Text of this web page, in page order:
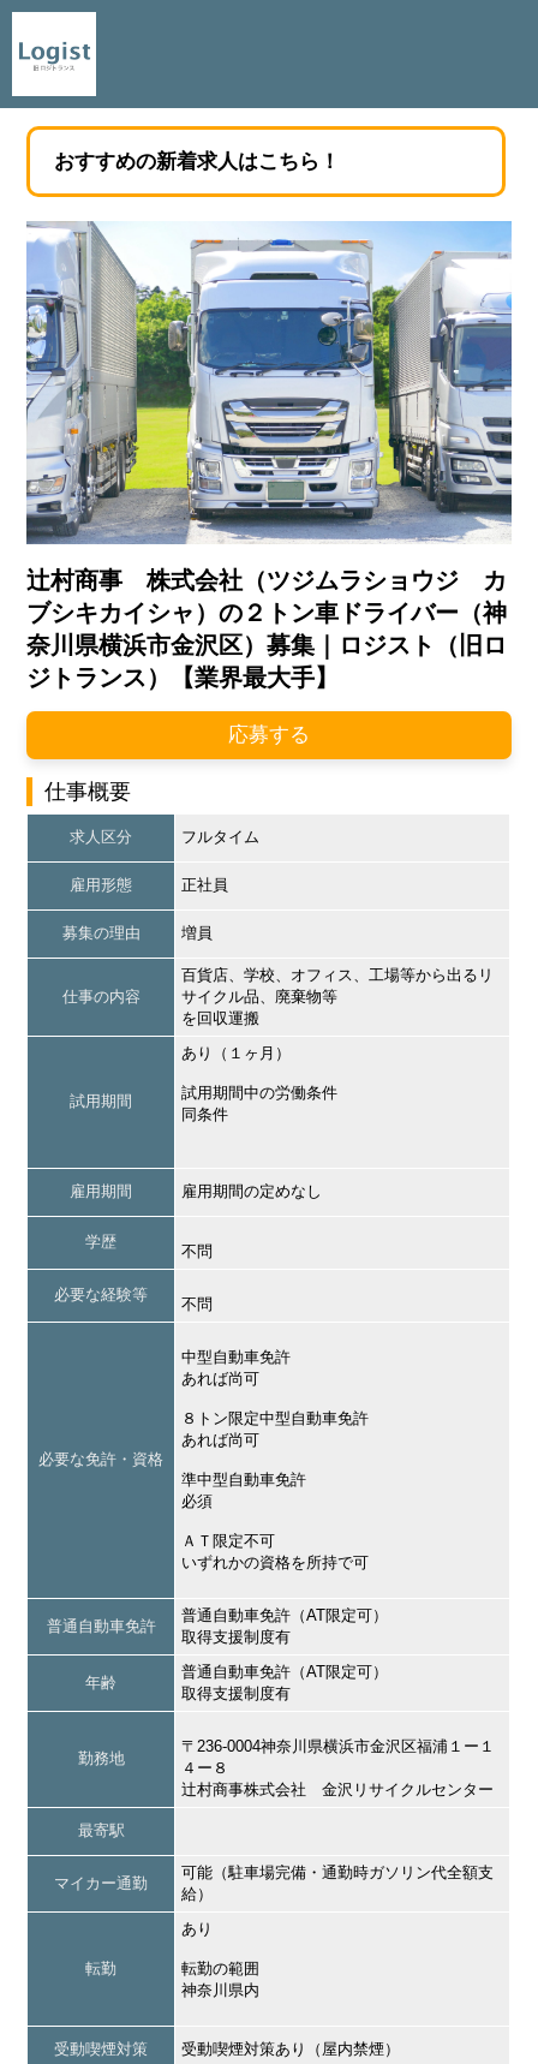
おすすめの新着求人はこちら！
辻村商事 株式会社（ツジムラショウジ カ
ブシキカイシャ）の２トン車ドライバー（神
奈川県横浜市金沢区）募集｜ロジスト（旧ロ
ジトランス）【業界最大手】
応募する
仕事概要
求人区分 フルタイム
雇用形態 正社員
募集の理由 増員
仕事の内容
百貨店、学校、オフィス、工場等から出るリ
サイクル品、廃棄物等
を回収運搬
試用期間
あり（１ヶ月）
試用期間中の労働条件
同条件
雇用期間 雇用期間の定めなし
学歴
不問
必要な経験等
不問
必要な免許・資格
中型自動車免許
あれば尚可
８トン限定中型自動車免許
あれば尚可
準中型自動車免許
必須
ＡＴ限定不可
いずれかの資格を所持で可
普通自動車免許
普通自動車免許（AT限定可）
取得支援制度有
年齢
普通自動車免許（AT限定可）
取得支援制度有
勤務地
〒236-0004神奈川県横浜市金沢区福浦１ー１
４ー８
辻村商事株式会社 金沢リサイクルセンター
最寄駅
マイカー通勤
可能（駐車場完備・通勤時ガソリン代全額支
給）
転勤
あり
転勤の範囲
神奈川県内
受動喫煙対策 受動喫煙対策あり（屋内禁煙）